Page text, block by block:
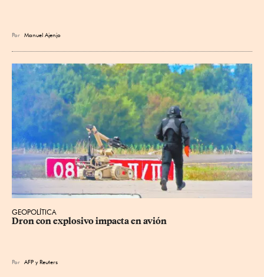
Por Manuel Ajenjo
GEOPOLÍTICA
Dron con explosivo impacta en avión
Por AFP yReuters